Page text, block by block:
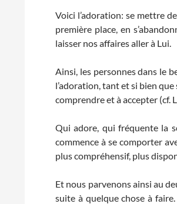
Voici l’adoration: se mettre
première place, en
laisser nos affaires aller à Lui.
Ainsi, les personnes dans le
l’adoration, tant et si bien que
comprendre et à accepter (cf.
Qui adore, qui fréquente la
commence à se comporter
plus compréhensif, plus
Et nous parvenons ainsi au
suite à quelque chose à